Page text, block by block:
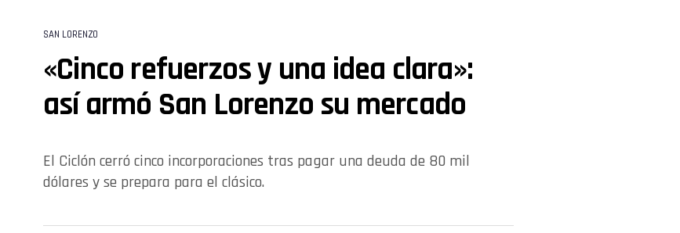
SAN LORENZO
«Cinco refuerzos y una idea clara»:
así armó San Lorenzo su mercado
El Ciclón cerró cinco incorporaciones tras pagar una deuda de 80 mil
dólares y se prepara para el clásico.